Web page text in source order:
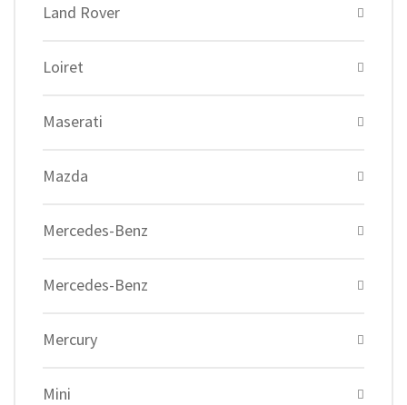
Land Rover
Loiret
Maserati
Mazda
Mercedes-Benz
Mercedes-Benz
Mercury
Mini